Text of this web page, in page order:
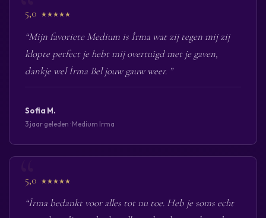
5,0 ★★★★★
“Mijn favoriete Medium is İrma wat zij tegen mij zij
klopte perfect je hebt mij overtuigd met je gaven,
dankje wel İrma Bel jouw gauw weer. ”
Sofia M.
3 jaar geleden · Medium Irma
5,0 ★★★★★
“İrma bedankt voor alles tot nu toe. Heb je soms echt